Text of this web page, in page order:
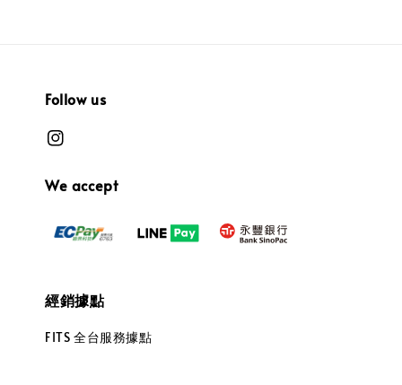
Follow us
We accept
經銷據點
FITS 全台服務據點